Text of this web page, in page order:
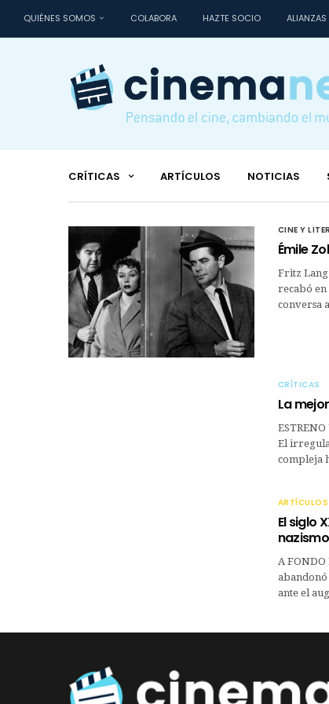
QUIÉNES SOMOS COLABORA HAZTE SOCIO ALIANZAS
CRÍTICAS ARTÍCULOS NOTICIAS
CINE Y
Émile
Fritz
recabó
conversa
CRÍTICAS
La
El
compleja
ARTÍCULOS
El siglo
nazismo
A
abandonó
ante el